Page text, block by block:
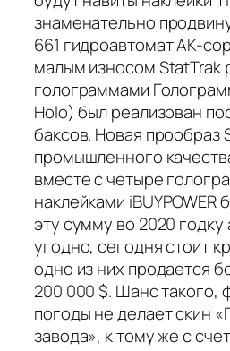
знаменательно
661 гидроавтомат AK-
малым износом StatTrak
голограммами
Holo) был реализован
баксов. Новая прообраз
промышленного
вместе с четыре
наклейками iBUYPOWER
эту сумму во 2020 годку
угодно, сегодня стоит
одно из них продается
200 000 $. Шанс такого,
погоды не делает скин
завода», к тому же с